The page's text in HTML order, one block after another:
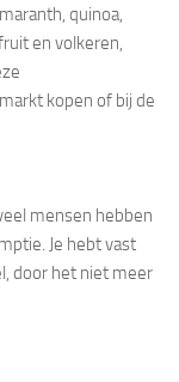
quinoa,
en volkeren,
kopen of bij de
mensen hebben
Je hebt vast
door het niet meer